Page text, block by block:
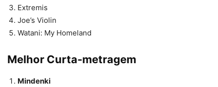
Extremis
Joe’s Violin
Watani: My Homeland
Melhor Curta-metragem
Mindenki